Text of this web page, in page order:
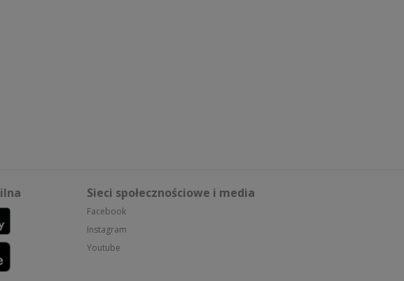
Sieci społecznościowe i media
Facebook
Instagram
Youtube